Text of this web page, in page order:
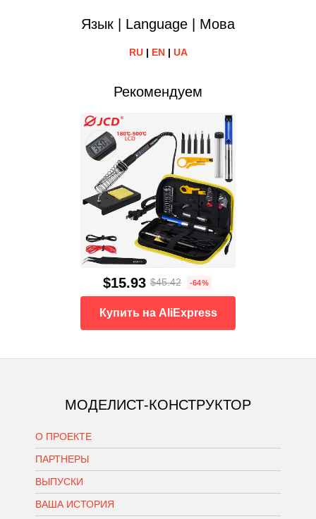
Язык | Language | Мова
RU| EN| UA
Рекомендуем
$15.93 $45.42 -64%
Купить на AliExpress
МОДЕЛИСТ-КОНСТРУКТОР
О ПРОЕКТЕ
ПАРТНЕРЫ
ВЫПУСКИ
ВАША ИСТОРИЯ